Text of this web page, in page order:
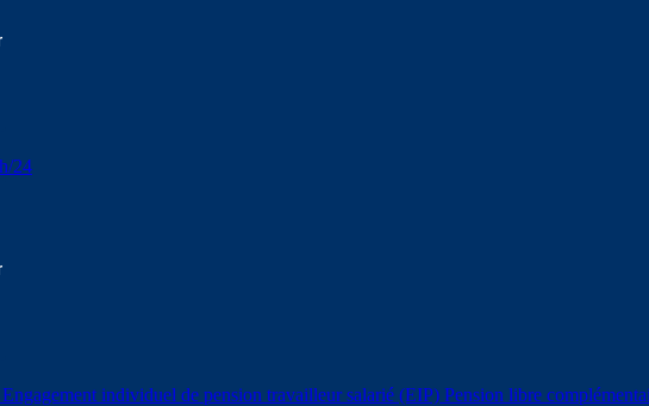
24
Engagement individuel de pension travailleur salarié (EIP) Pension libre